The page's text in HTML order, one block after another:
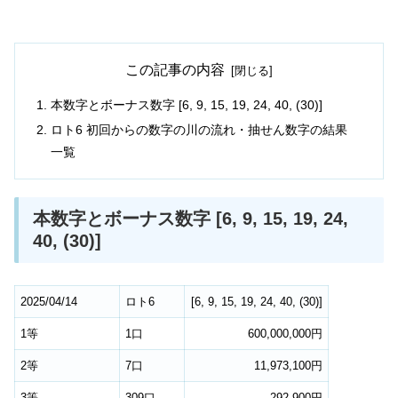
この記事の内容
本数字とボーナス数字 [6, 9, 15, 19, 24, 40, (30)]
ロト6 初回からの数字の川の流れ・抽せん数字の結果
一覧
本数字とボーナス数字 [6, 9, 15, 19, 24,
40, (30)]
2025/04/14 ロト6 [6, 9, 15, 19, 24, 40, (30)]
1等 1口 600,000,000円
2等 7口 11,973,100円